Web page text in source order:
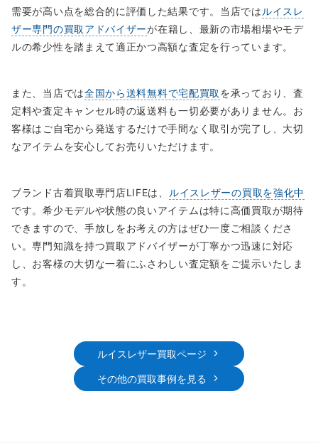
需要が高い点を総合的に評価した結果です。当店では ルイスレ
ザー専門の買取アドバイザーが在籍し、最新の市場相場やモデ
ルの希少性を踏まえて適正かつ高額な査定を行っています。
また、当店では全国から送料無料で宅配買取 を承っており、査
定料や査定キャンセル時の返送料も一切必要がありません。お
客様はご自宅から発送するだけで手間なく取引が完了し、大切
なアイテムを安心してお売りいただけます。
ブランド古着買取専門店LIFEは、
ルイスレザーの買取を強化中
です。希少モデルや状態の良いアイテムは特に高価買取が期待
できますので、手放しをお考えの方はぜひ一度ご相談くださ
い。専門知識を持つ買取アドバイザーが丁寧かつ迅速に対応
し、お客様の大切な一着にふさわしい査定額をご提示いたしま
す。
ルイスレザー買取ページ
その他の買取事例を見る